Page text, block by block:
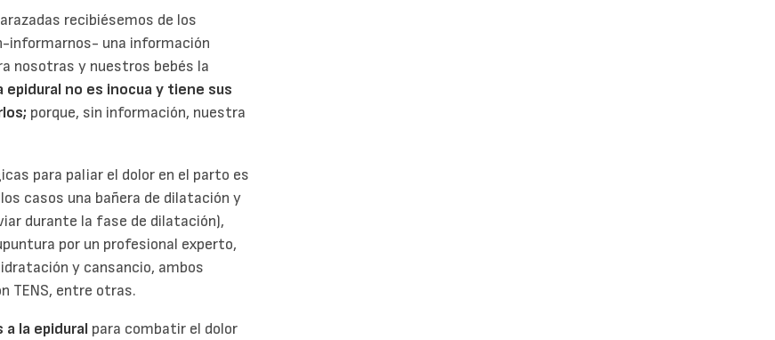
recibiésemos de los
informarnos- una información
nosotras y nuestros bebés la
epidural no es inocua y tiene sus
porque, sin información, nuestra
para paliar el dolor en el parto es
casos una bañera de dilatación y
durante la fase de dilatación),
por un profesional experto,
y cansancio, ambos
TENS, entre otras.
la epidural para combatir el dolor